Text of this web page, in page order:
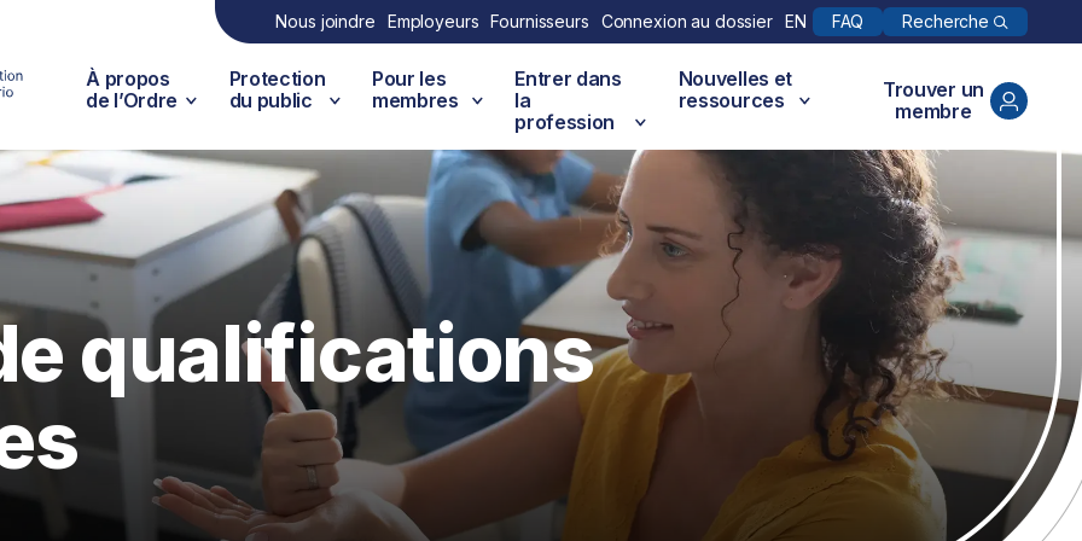
Nous joindre Employeurs Fournisseurs Connexion au dossier EN FAQ Recherche
À propos
de l’Ordre
Protection
du public
Pour les
membres
Entrer dans
la
profession
Nouvelles et
ressources
Trouver un
membre
qualifications